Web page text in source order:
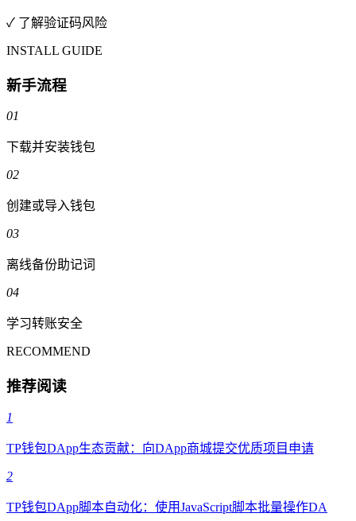
✓ 了解验证码风险
INSTALL GUIDE
新手流程
01
下载并安装钱包
02
创建或导入钱包
03
离线备份助记词
04
学习转账安全
RECOMMEND
推荐阅读
1
TP钱包DApp生态贡献：向DApp商城提交优质项目申请
2
TP钱包DApp脚本自动化：使用JavaScript脚本批量操作DA